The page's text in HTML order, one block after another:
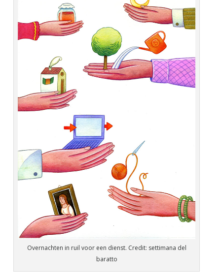
Overnachten in ruil voor een dienst. Credit: settimana del
baratto